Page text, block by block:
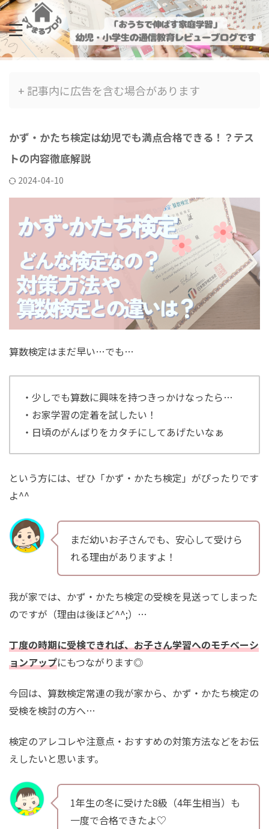
+ 記事内に広告を含む場合があります
かず・かたち検定は幼児でも満点合格できる！？テス
トの内容徹底解説
2024-04-10
算数検定はまだ早い…でも…
・少しでも算数に興味を持つきっかけなったら…
・お家学習の定着を試したい！
・日頃のがんばりをカタチにしてあげたいなぁ
という方には、ぜひ「かず・かたち検定」がぴったりです
よ^^
まだ幼いお子さんでも、安心して受けら
れる理由がありますよ！
我が家では、かず・かたち検定の受検を見送ってしまった
のですが（理由は後ほど^^;）…
丁度の時期に受検できれば、お子さん学習へのモチベーシ
ョンアップにもつながります◎
今回は、算数検定常連の我が家から、かず・かたち検定の
受検を検討の方へ…
検定のアレコレや注意点・おすすめの対策方法などをお伝
えしたいと思います。
1年生の冬に受けた8級（4年生相当）も
一度で合格できたよ♡